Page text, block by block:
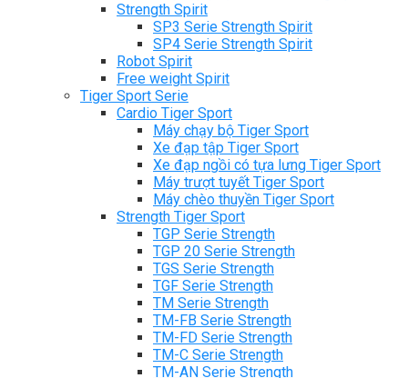
Strength Spirit
SP3 Serie Strength Spirit
SP4 Serie Strength Spirit
Robot Spirit
Free weight Spirit
Tiger Sport Serie
Cardio Tiger Sport
Máy chạy bộ Tiger Sport
Xe đạp tập Tiger Sport
Xe đạp ngồi có tựa lưng Tiger Sport
Máy trượt tuyết Tiger Sport
Máy chèo thuyền Tiger Sport
Strength Tiger Sport
TGP Serie Strength
TGP 20 Serie Strength
TGS Serie Strength
TGF Serie Strength
TM Serie Strength
TM-FB Serie Strength
TM-FD Serie Strength
TM-C Serie Strength
TM-AN Serie Strength